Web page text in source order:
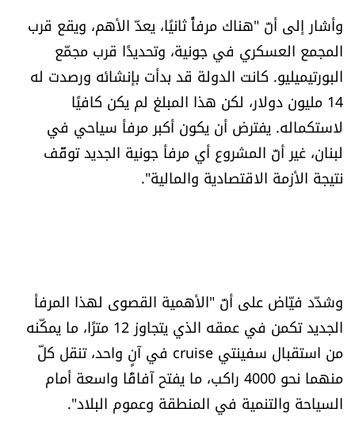
وأشار إلى أنّ "هناك مرفأً ثانيًا، يعدّ الأهم، ويقع قرب
المجمع العسكري في جونية، وتحديدًا قرب مجمّع
البورتيميليو. كانت الدولة قد بدأت بإنشائه ورصدت له
14 مليون دولار، لكن هذا المبلغ لم يكن كافيًا
لاستكماله. يفترض أن يكون أكبر مرفأ سياحي في
لبنان، غير أنّ المشروع أي مرفأ جونية الجديد توقّف
نتيجة الأزمة الاقتصادية والمالية".
وشدّد فيّاض على أنّ "الأهمية القصوى لهذا المرفأ
الجديد تكمن في عمقه الذي يتجاوز 12 مترًا، ما يمكّنه
من استقبال سفينتي cruise في آنٍ واحد، تنقل كلّ
منهما نحو 4000 راكب، ما يفتح آفاقًا واسعة أمام
السياحة والتنمية في المنطقة وعموم البلاد".